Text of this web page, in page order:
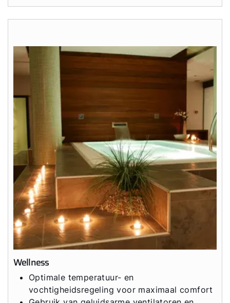
Wellness
Optimale temperatuur- en
vochtigheidsregeling voor maximaal comfort